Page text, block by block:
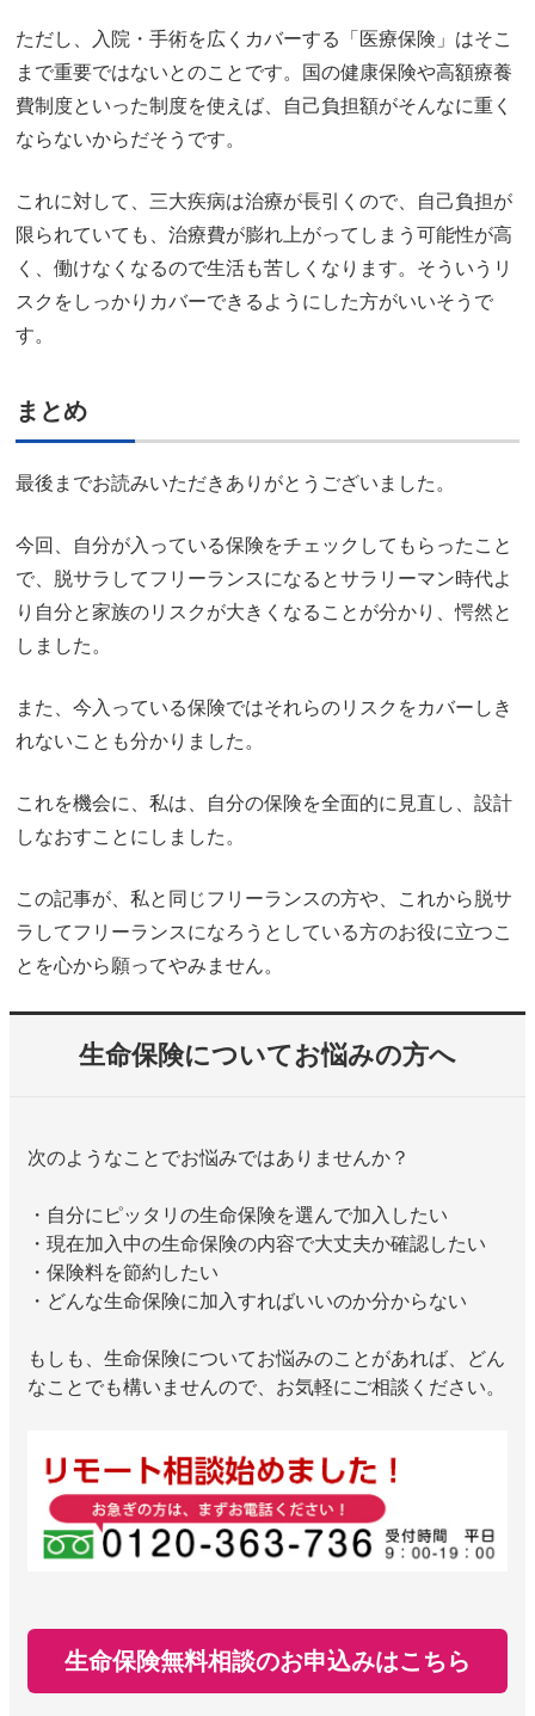
ただし、入院・手術を広くカバーする「医療保険」はそこ
まで重要ではないとのことです。国の健康保険や高額療養
費制度といった制度を使えば、自己負担額がそんなに重く
ならないからだそうです。
これに対して、三大疾病は治療が長引くので、自己負担が
限られていても、治療費が膨れ上がってしまう可能性が高
く、働けなくなるので生活も苦しくなります。そういうリ
スクをしっかりカバーできるようにした方がいいそうで
す。
まとめ
最後までお読みいただきありがとうございました。
今回、自分が入っている保険をチェックしてもらったこと
で、脱サラしてフリーランスになるとサラリーマン時代よ
り自分と家族のリスクが大きくなることが分かり、愕然と
しました。
また、今入っている保険ではそれらのリスクをカバーしき
れないことも分かりました。
これを機会に、私は、自分の保険を全面的に見直し、設計
しなおすことにしました。
この記事が、私と同じフリーランスの方や、これから脱サ
ラしてフリーランスになろうとしている方のお役に立つこ
とを心から願ってやみません。
生命保険についてお悩みの方へ
次のようなことでお悩みではありませんか？
・自分にピッタリの生命保険を選んで加入したい
・現在加入中の生命保険の内容で大丈夫か確認したい
・保険料を節約したい
・どんな生命保険に加入すればいいのか分からない
もしも、生命保険についてお悩みのことがあれば、どん
なことでも構いませんので、お気軽にご相談ください。
生命保険無料相談のお申込みはこちら
通話料無料で今すぐ 予約フォームから